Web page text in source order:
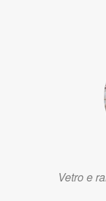
Vetro e